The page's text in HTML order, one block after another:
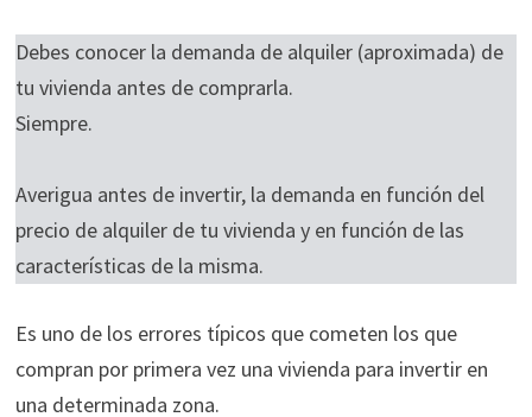
Debes conocer la demanda de alquiler (aproximada) de
tu vivienda antes de comprarla.
Siempre.
Averigua antes de invertir, la demanda en función del
precio de alquiler de tu vivienda y en función de las
características de la misma.
Es uno de los errores típicos que cometen los que
compran por primera vez una vivienda para invertir en
una determinada zona.